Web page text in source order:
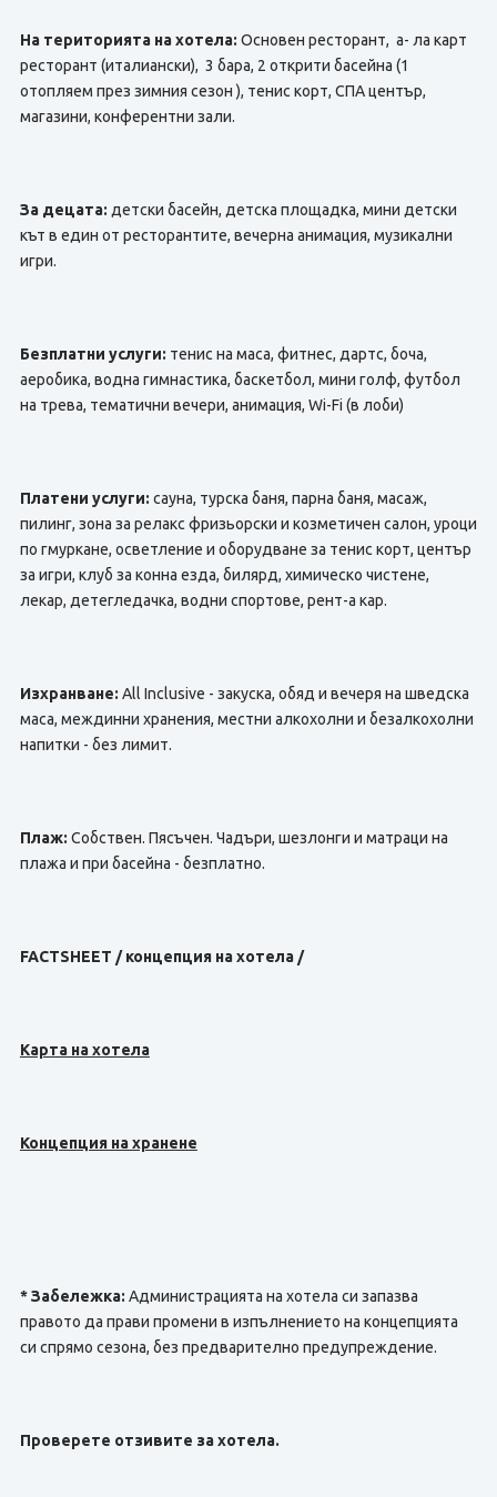
На територията на хотела: Основен ресторант, а- ла карт
ресторант (италиански), 3 бара, 2 открити басейна (1
отопляем през зимния сезон ), тенис корт, СПА център,
магазини, конферентни зали.
За децата: детски басейн, детска площадка, мини детски
кът в един от ресторантите, вечерна анимация, музикални
игри.
Безплатни услуги: тенис на маса, фитнес, дартс, боча,
аеробика, водна гимнастика, баскетбол, мини голф, футбол
на трева, тематични вечери, анимация, Wi-Fi (в лоби)
Платени услуги: сауна, турска баня, парна баня, масаж,
пилинг, зона за релакс фризьорски и козметичен салон, уроци
по гмуркане, осветление и оборудване за тенис корт, център
за игри, клуб за конна езда, билярд, химическо чистене,
лекар, детегледачка, водни спортове, рент-а кар.
Изхранване: All Inclusive - закуска, обяд и вечеря на шведска
маса, междинни хранения, местни алкохолни и безалкохолни
напитки - без лимит.
Плаж: Собствен. Пясъчен. Чадъри, шезлонги и матраци на
плажа и при басейна - безплатно.
FACTSHEET / концепция на хотела /
Карта на хотела
Концепция на хранене
* Забележка: Администрацията на хотела си запазва
правото да прави промени в изпълнението на концепцията
си спрямо сезона, без предварително предупреждение.
Проверете отзивите за хотела.